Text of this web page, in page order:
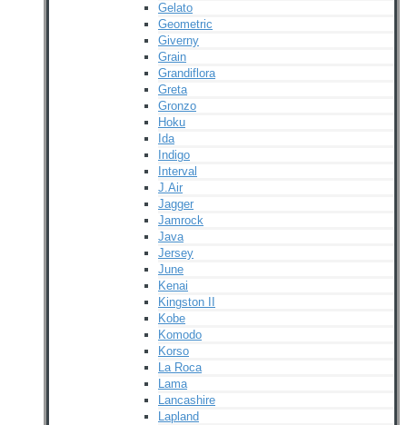
Gelato
Geometric
Giverny
Grain
Grandiflora
Greta
Gronzo
Hoku
Ida
Indigo
Interval
J.Air
Jagger
Jamrock
Java
Jersey
June
Kenai
Kingston II
Kobe
Komodo
Korso
La Roca
Lama
Lancashire
Lapland